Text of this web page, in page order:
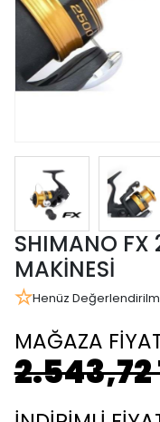
SHIMANO FX
MAKİNESİ
Henüz
MAĞAZA
2.543,72